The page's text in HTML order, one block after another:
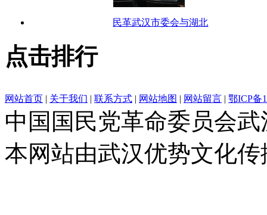
民革武汉市委会与湖北
点击排行
网站首页 | 关于我们 | 联系方式 | 网站地图 | 网站留言 | 鄂ICP备
中国国民党革命委员会
本网站由武汉优势文化